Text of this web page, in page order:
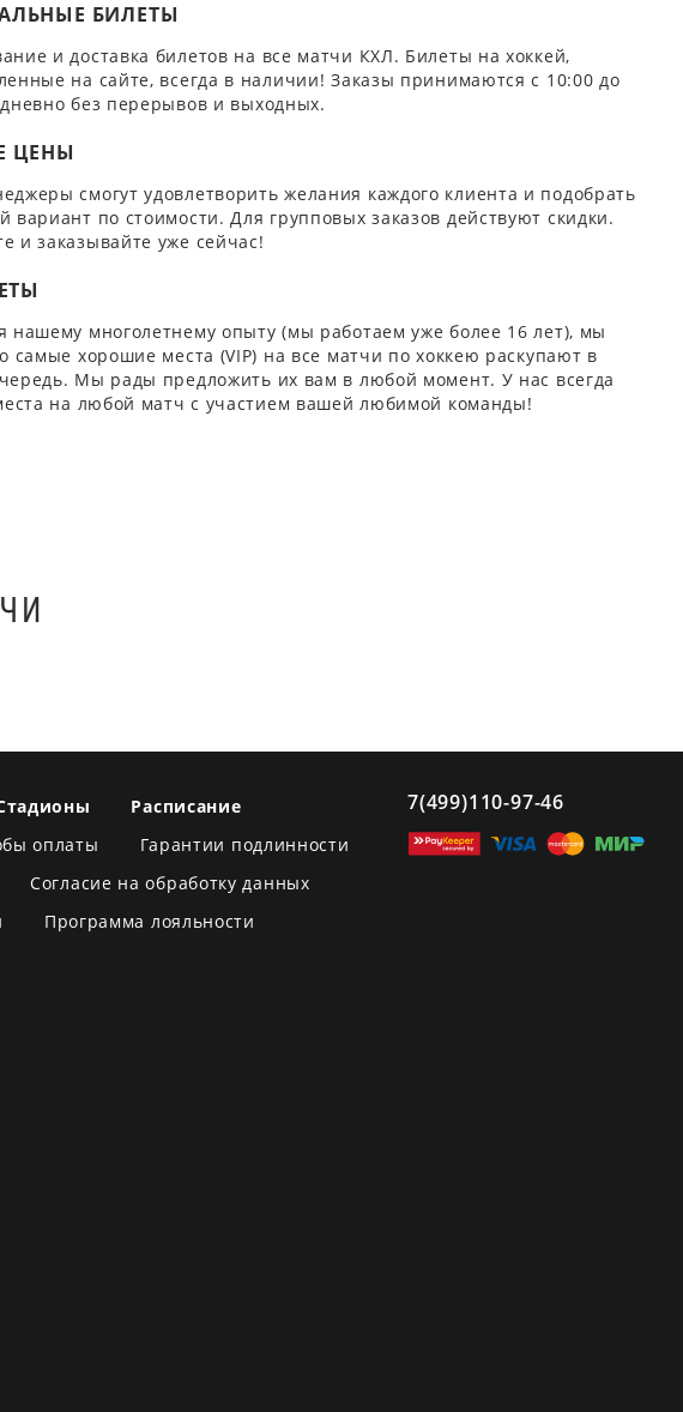
БИЛЕТЫ
и доставка билетов на все матчи КХЛ. Билеты на хоккей,
на сайте, всегда в наличии! Заказы принимаются с 10:00 до
без перерывов и выходных.
ЦЕНЫ
смогут удовлетворить желания каждого клиента и подобрать
вариант по стоимости. Для групповых заказов действуют скидки.
и заказывайте уже сейчас!
нашему многолетнему опыту (мы работаем уже более 16 лет), мы
самые хорошие места (VIP) на все матчи по хоккею раскупают в
Мы рады предложить их вам в любой момент. У нас всегда
на любой матч с участием вашей любимой команды!
Расписание
оплаты
Гарантии подлинности
Согласие на обработку данных
Программа лояльности
7(499)110-97-46